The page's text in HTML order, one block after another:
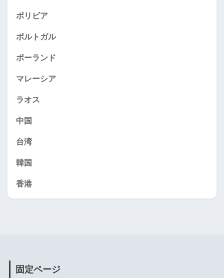
ボリビア
ポルトガル
ポーランド
マレーシア
ラオス
中国
台湾
韓国
香港
固定ページ